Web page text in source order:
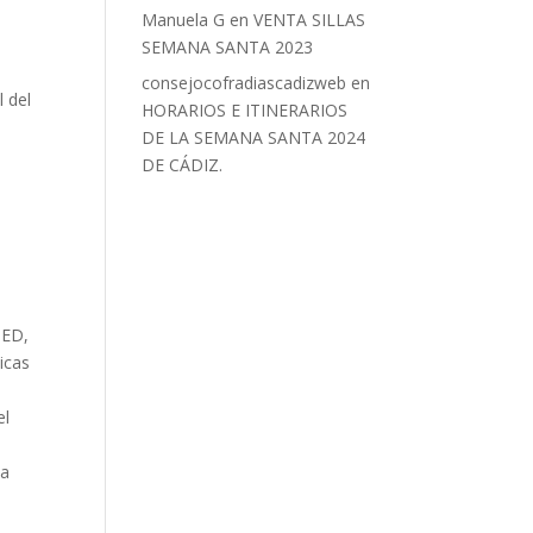
del
Manuela G enVENTA SILLAS
SEMANA SANTA 2023
consejocofradiascadizweb en
HORARIOS E ITINERARIOS
DE LA SEMANA SANTA 2024
DE CÁDIZ.